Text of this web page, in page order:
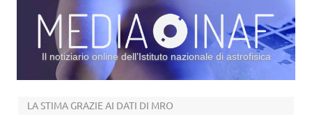
Il notiziario online dell’Istituto nazionale di astrofisica
LA STIMA GRAZIE AI DATI DI MRO